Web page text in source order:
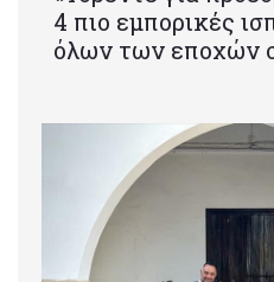
4 πιο εμπορικές
όλων των εποχών